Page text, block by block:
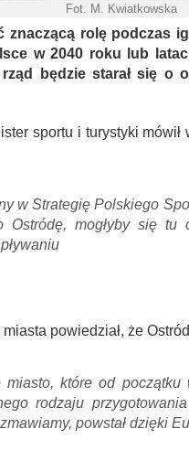
Fot. M. Kwiatkowska
znaczącą rolę podczas
w 2040 roku lub
będzie starał się o
sportu i turystyki
w Strategię Polskiego
mogłyby się tu
miasta powiedział, że
które od początku
rodzaju
powstał dzięki